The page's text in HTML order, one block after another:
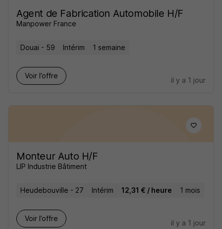
Agent de Fabrication Automobile H/F
Manpower France
Douai - 59 Intérim 1 semaine
Voir l’offre
il y a 1 jour
Monteur Auto H/F
LIP Industrie Bâtiment
Heudebouville - 27 Intérim 12,31 € / heure 1 mois
Voir l’offre
il y a 1 jour